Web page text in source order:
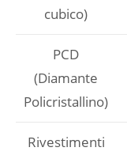
cubico)
PCD
(Diamante
Policristallino)
Rivestimenti